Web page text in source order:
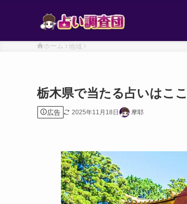
ホーム 地域
栃木県で当たる占いはこ
広告 2025年11月18日 摩耶